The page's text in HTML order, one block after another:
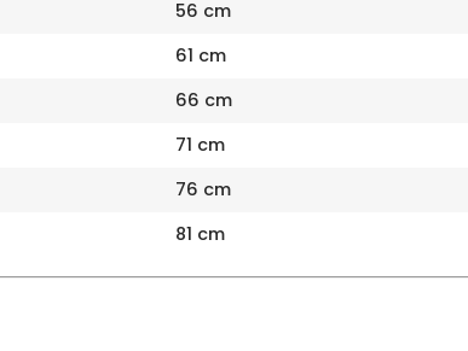
56 cm
61 cm
66 cm
71 cm
76 cm
81 cm